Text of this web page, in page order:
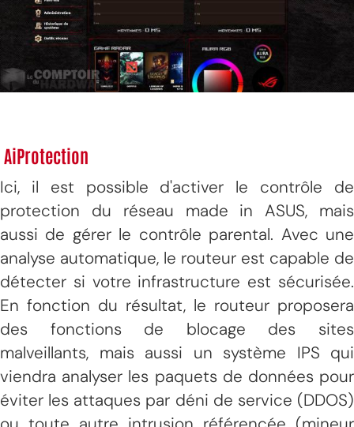
AiProtection
Ici, il est possible d'activer le contrôle de
protection du réseau made in ASUS, mais
aussi de gérer le contrôle parental. Avec une
analyse automatique, le routeur est capable de
détecter si votre infrastructure est sécurisée.
En fonction du résultat, le routeur proposera
des fonctions de blocage des sites
malveillants, mais aussi un système IPS qui
viendra analyser les paquets de données pour
éviter les attaques par déni de service (DDOS)